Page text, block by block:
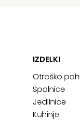
IZDELKI
Otroško
Spalnice
Jedilnice
Kuhinje